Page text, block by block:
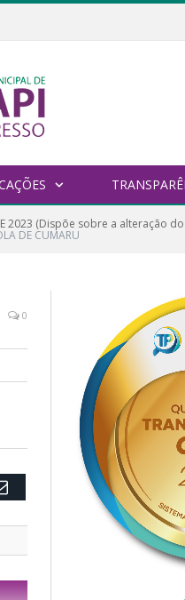
2023 (Dispõe sobre a alteração
DE CUMARU
0
Email